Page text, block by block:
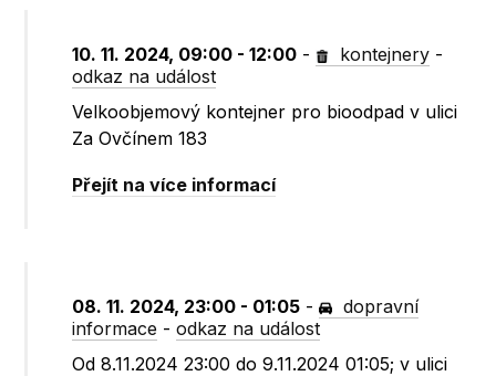
10. 11. 2024, 09:00 - 12:00 - kontejnery -
odkaz na událost
Velkoobjemový kontejner pro bioodpad v ulici
Za Ovčínem 183
Přejít na více informací
08. 11. 2024, 23:00 - 01:05 -
dopravní
informace -odkaz na událost
Od 8.11.2024 23:00 do 9.11.2024 01:05; v ulici